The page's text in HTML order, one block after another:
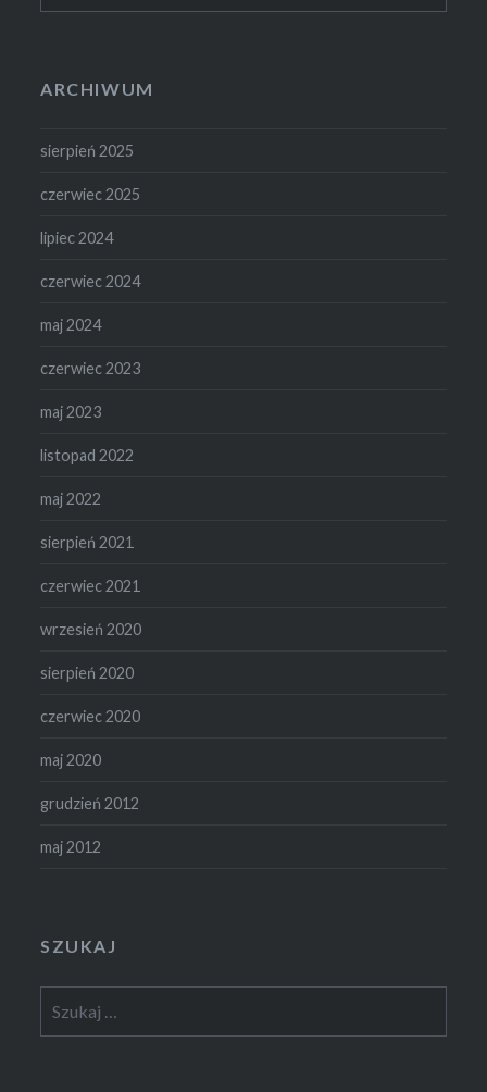
ARCHIWUM
sierpień 2025
czerwiec 2025
lipiec 2024
czerwiec 2024
maj 2024
czerwiec 2023
maj 2023
listopad 2022
maj 2022
sierpień 2021
czerwiec 2021
wrzesień 2020
sierpień 2020
czerwiec 2020
maj 2020
grudzień 2012
maj 2012
SZUKAJ